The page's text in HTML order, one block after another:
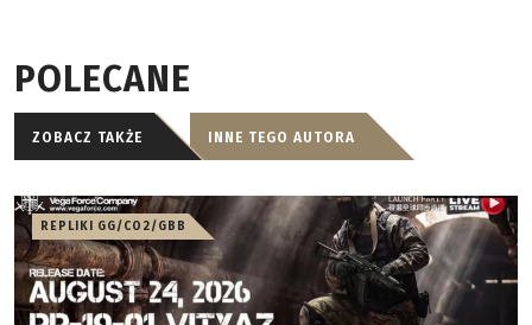
POLECANE
ZOBACZ TAKŻE INNE TEGO AUTORA
REPLIKI GG/CO2/GBB